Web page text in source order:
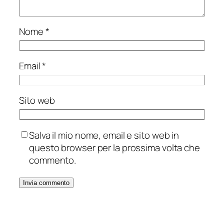
Nome*
Email*
Sito web
Salva il mio nome, email e sito web in
questo browser per la prossima volta che
commento.